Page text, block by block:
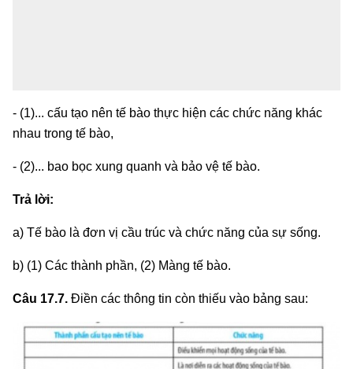
- (1)... cấu tạo nên tế bào thực hiện các chức năng khác
nhau trong tế bào,
- (2)... bao bọc xung quanh và bảo vệ tế bào.
Trả lời:
a) Tế bào là đơn vị cầu trúc và chức năng của sự sống.
b) (1) Các thành phần, (2) Màng tế bào.
Câu 17.7. Điền các thông tin còn thiếu vào bảng sau: